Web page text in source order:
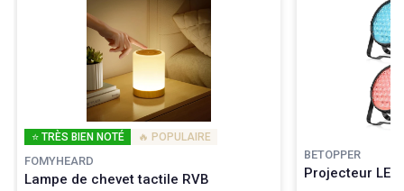
⭐ TRÈS BIEN NOTÉ 🔥 POPULAIRE
FOMYHEARD
Lampe de chevet tactile RVB
BETOPPER
Projecteur LED